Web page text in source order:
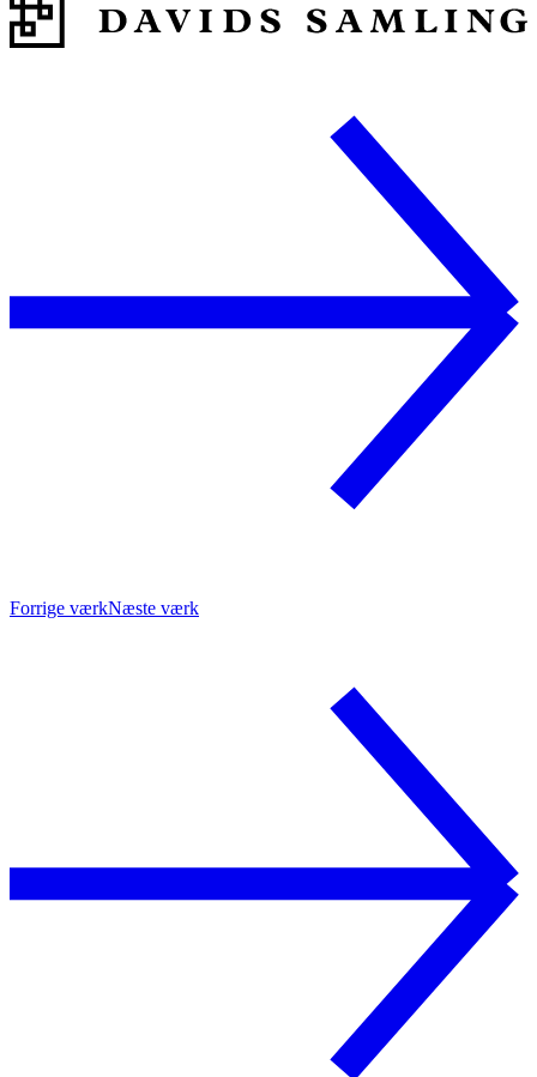
Forrige værkNæste værk